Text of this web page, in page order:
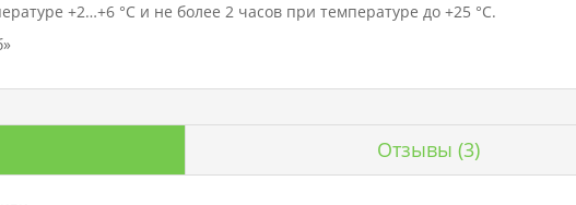
+2…+6 °C и не более 2 часов при температуре до +25 °C.
Отзывы (3)